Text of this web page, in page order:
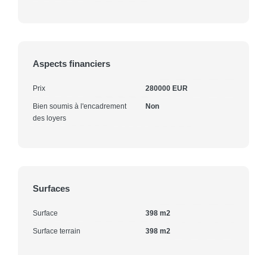
Aspects financiers
Prix 280000 EUR
Bien soumis à l'encadrement
des loyers
Non
Surfaces
Surface 398 m2
Surface terrain 398 m2